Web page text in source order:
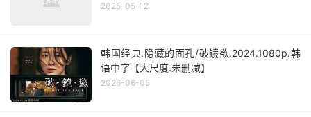
2025-05-12
韩国经典.隐藏的面孔/破镜欲.2024.1080p.韩
语中字【大尺度.未删减】
2026-06-05